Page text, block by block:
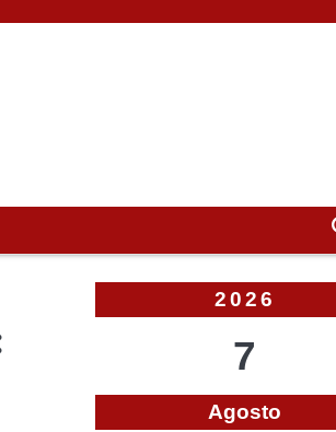
2026
7
Agosto